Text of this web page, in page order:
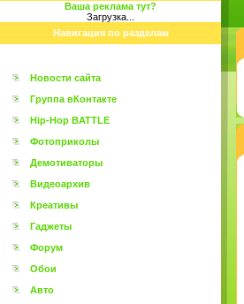
Ваша реклама тут?
Загрузка...
Навигация по разделам
Новости сайта
Группа вКонтакте
Hip-Hop BATTLE
Фотоприколы
Демотиваторы
Видеоархив
Креативы
Гаджеты
Форум
Обои
Авто